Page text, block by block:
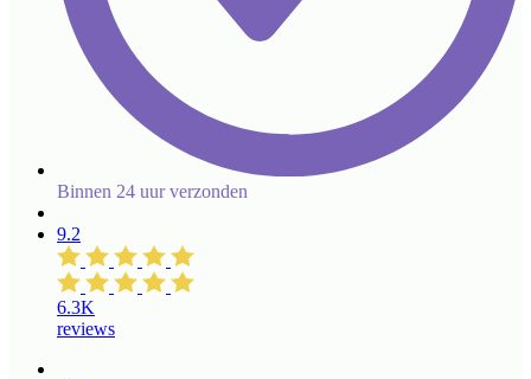
Binnen 24 uur verzonden
9.2
6.3K
reviews